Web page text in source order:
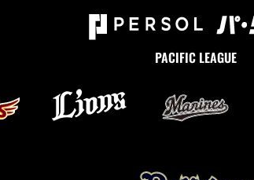
PACIFIC LEAGUE